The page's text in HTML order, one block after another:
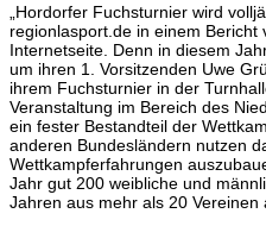
„Hordorfer Fuchsturnier wird
regionlasport.de in einem Bericht
Internetseite. Denn in diesem
um ihren 1. Vorsitzenden Uwe
ihrem Fuchsturnier in der
Veranstaltung im Bereich des
ein fester Bestandteil der
anderen Bundesländern nutzen
Wettkampferfahrungen
Jahr gut 200 weibliche und
Jahren aus mehr als 20 Vereinen